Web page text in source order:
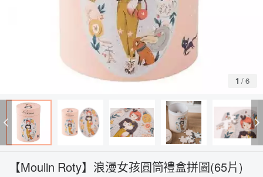
1 /6
【Moulin Roty】浪漫女孩圓筒禮盒拼圖(65片)